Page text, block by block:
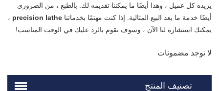
يريده كل عميل ، وهذا أيضًا ما يمكننا تقديمه لك. بالطبع ، من الضروري
أيضًا خدمة ما بعد البيع المثالية. إذا كنت مهتمًا بخدماتنا precision lathe ،
يمكنك استشارة لنا الآن ، وسوف نقوم بالرد عليك في الوقت المناسب!
لا توجد مضمونات
تصنيف المنتج